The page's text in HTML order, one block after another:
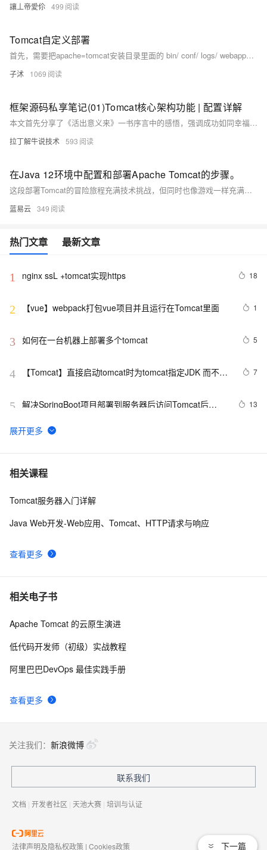
讓丄帝愛伱 499
Tomcat自定义部署
首先，需要把apache=tomcat安装目录里面的 bin/ conf/ logs/ webapps/ work/ 都拷贝到自定义WEB应用目录下，比如 /home/app/test.aliyun.com/，这个目录以后就是部署该项目的操作目录，下面用yourdomain来代替。
子沭 1069
框架源码私享笔记(01)Tomcat核心架构功能 | 配置详解
本文首先分享了《活出意义来》一书序言中的感悟，强调成功如同幸福，不是刻意追求就能得到，而是全心投入时的副产品。接着探讨了Tomcat的核心功能与架构解析，包括网络连接器（Connector）和Servlet容器（Container），并介绍了其处理HTTP请求的工作流程。文章还详细解释了Tomcat的server.xml配置文件，涵盖了从顶级容器Server到子组件Connector、Engine、Host、Context等的配置参数及作用，帮助读者理解Tomcat的内部机制和配置方法。
拉丁解牛说技术 593
在Java 12环境中配置和部署Apache Tomcat的步骤。
这段部署Tomcat的冒险旅程充满技术挑战，但同时也像游戏一样充满乐趣。它需要你提前准备，仔细执行，并随时准备解决意外情况。成功后，你就可以在这匹强壮的网络野马上，带着你的Java应用，冲向Web开发的璀璨星空。
蓝易云 349
热门文章 最新文章
1 nginx ssL +tomcat实现https 18
2 【vue】webpack打包vue项目并且运行在Tomcat里面 1
3 如何在一台机器上部署多个tomcat 5
4
【Tomcat】直接启动tomcat时为tomcat指定JDK 而不是
7
5 解决SpringBoot项目部署到服务器后访问Tomcat后
13
6
配置Tomcat以Debug模式启动了，但却只能本地用
7 tomcat启动时黑窗口一闪而过的问题及解决方案
8 TOMCAT多站点配置
相关课程
查看更多
Tomcat服务器入门详解
Java Web开发-Web应用、Tomcat、HTTP请求与响应
相关电子书
查看更多
Apache Tomcat 的云原生演进
低代码开发师（初级）实战教程
阿里巴巴DevOps 最佳实践手册
下一篇
关注我们： 新浪微博
联系我们
文档 | 开发者社区 | 天池大赛 | 培训与认证
法律声明及隐私权政策 | Cookies政策